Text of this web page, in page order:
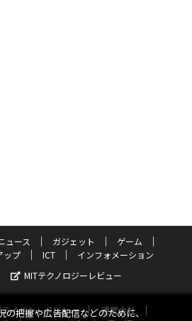
ュース ガジェット
ゲーム
ップ ICT
インフォメーション
MITテクノロジーレビュー
イバシーポリシー
運営会社
の把握や広告配信などのために、